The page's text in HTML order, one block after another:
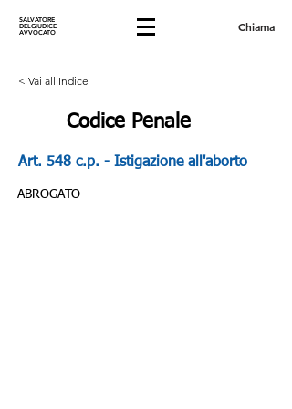
SALVATORE
DELGIUDICE
AVVOCATO Chiama
< Vai all'Indice
Codice Penale
Art. 548 c.p. - Istigazione all'aborto
ABROGATO